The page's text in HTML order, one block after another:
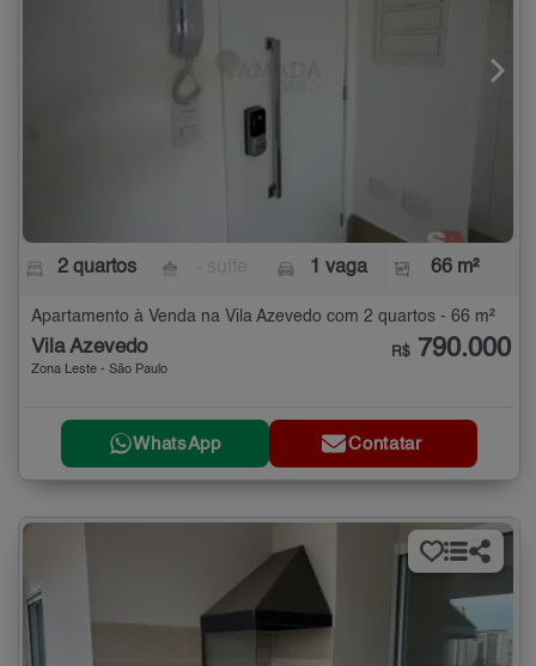
2 quartos 1 vaga 66 m²
Apartamento à Venda na Vila Azevedo com 2 quartos - 66 m²
Vila Azevedo
Zona Leste - São Paulo
R$ 790.000
WhatsApp Contatar